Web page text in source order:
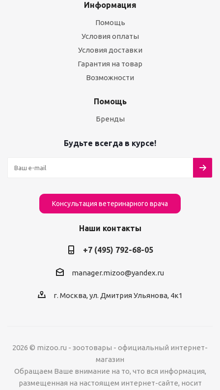
Информация
Помощь
Условия оплаты
Условия доставки
Гарантия на товар
Возможности
Помощь
Бренды
Будьте всегда в курсе!
Консультация ветеринарного врача
Наши контакты
+7 (495) 792-68-05
manager.mizoo@yandex.ru
г. Москва, ул. Дмитрия Ульянова, 4к1
2026 © mizoo.ru - зоотовары - официальный интернет-
магазин
Обращаем Ваше внимание на то, что вся информация,
размещенная на настоящем интернет-сайте, носит